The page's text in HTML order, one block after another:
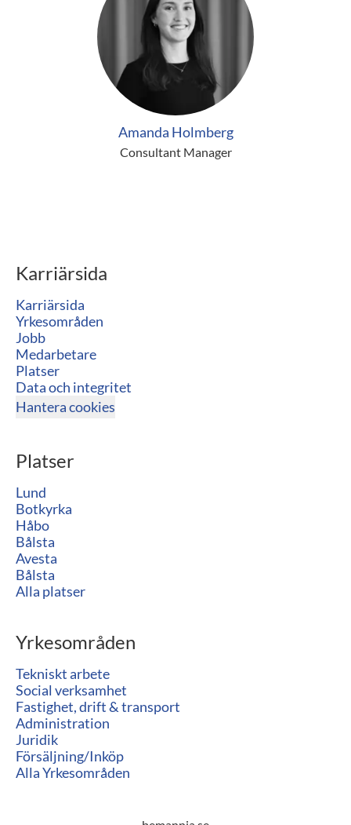
Amanda Holmberg
Consultant Manager
Karriärsida
Karriärsida
Yrkesområden
Jobb
Medarbetare
Platser
Data och integritet
Hantera cookies
Platser
Lund
Botkyrka
Håbo
Bålsta
Avesta
Bålsta
Alla platser
Yrkesområden
Tekniskt arbete
Social verksamhet
Fastighet, drift & transport
Administration
Juridik
Försäljning/Inköp
Alla Yrkesområden